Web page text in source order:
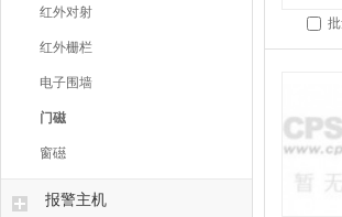
红外对射
红外栅栏
电子围墙
门磁
窗礠
报警主机
批